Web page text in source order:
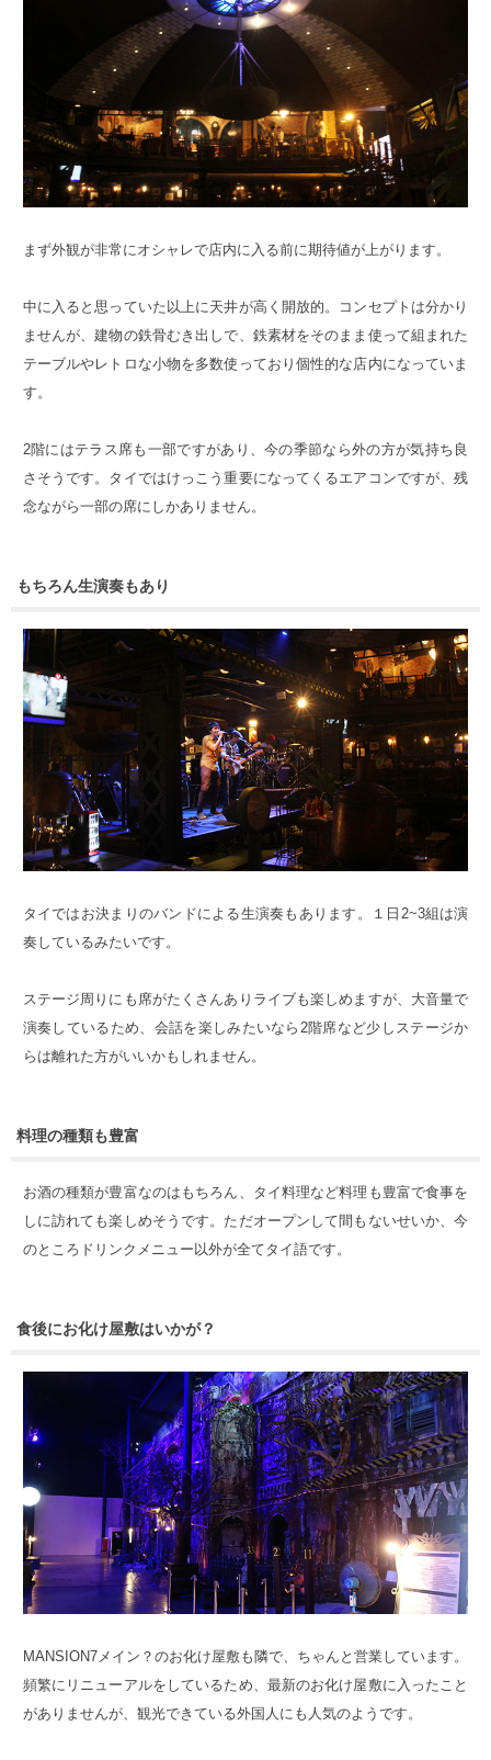
まず外観が非常にオシャレで店内に入る前に期待値が上がります。
中に入ると思っていた以上に天井が高く開放的。コンセプトは分かり
ませんが、建物の鉄骨むき出しで、鉄素材をそのまま使って組まれた
テーブルやレトロな小物を多数使っており個性的な店内になっていま
す。
2階にはテラス席も一部ですがあり、今の季節なら外の方が気持ち良
さそうです。タイではけっこう重要になってくるエアコンですが、残
念ながら一部の席にしかありません。
もちろん生演奏もあり
タイではお決まりのバンドによる生演奏もあります。１日2~3組は演
奏しているみたいです。
ステージ周りにも席がたくさんありライブも楽しめますが、大音量で
演奏しているため、会話を楽しみたいなら2階席など少しステージか
らは離れた方がいいかもしれません。
料理の種類も豊富
お酒の種類が豊富なのはもちろん、タイ料理など料理も豊富で食事を
しに訪れても楽しめそうです。ただオープンして間もないせいか、今
のところドリンクメニュー以外が全てタイ語です。
食後にお化け屋敷はいかが？
MANSION7メイン？のお化け屋敷も隣で、ちゃんと営業しています。
頻繁にリニューアルをしているため、最新のお化け屋敷に入ったこと
がありませんが、観光できている外国人にも人気のようです。